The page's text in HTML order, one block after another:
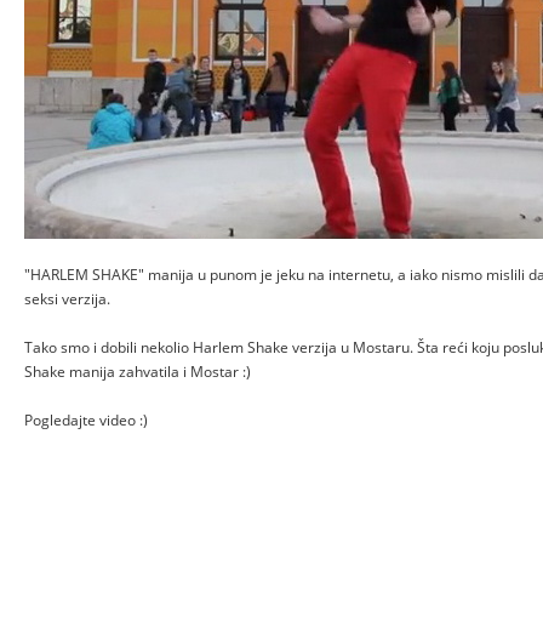
"HARLEM SHAKE" manija u punom je jeku na internetu, a iako nismo mislili
seksi verzija.
Tako smo i dobili nekolio Harlem Shake verzija u Mostaru. Šta reći koju
Shake manija zahvatila i Mostar :)
Pogledajte video :)